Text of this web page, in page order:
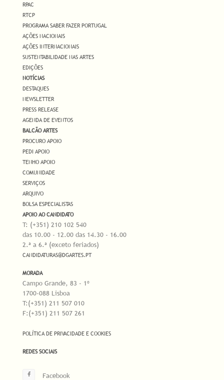
RPAC
RTCP
PROGRAMA SABER FAZER PORTUGAL
AÇÕES NACIONAIS
AÇÕES INTERNACIONAIS
SUSTENTABILIDADE NAS ARTES
EDIÇÕES
NOTÍCIAS
DESTAQUES
NEWSLETTER
PRESS RELEASE
AGENDA DE EVENTOS
BALCÃO ARTES
PROCURO APOIO
PEDI APOIO
TENHO APOIO
COMUNIDADE
SERVIÇOS
ARQUIVO
BOLSA ESPECIALISTAS
APOIO AO CANDIDATO
T: (+351) 210 102 540
das 10.00 - 12.00 das 14.30 - 16.00
2.ª a 6.ª (exceto feriados)
CANDIDATURAS@DGARTES.PT
MORADA
Campo Grande, 83 - 1º
1700-088 Lisboa
T:(+351) 211 507 010
F:(+351) 211 507 261
POLÍTICA DE PRIVACIDADE E COOKIES
REDES SOCIAIS
Facebook